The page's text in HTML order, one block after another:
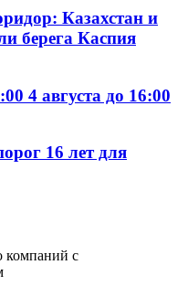
Казахстан и
берега Каспия
4 августа до 16:00
16 лет для
компаний с